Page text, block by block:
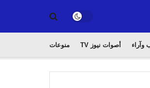
وآراء أصوات نيوز TV منوعات